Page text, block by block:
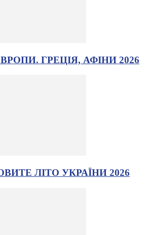
ГРЕЦІЯ, АФІНИ 2026
ЛІТО УКРАЇНИ 2026